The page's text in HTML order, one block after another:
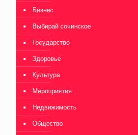
Бизнес
Выбирай сочинское
Государство
Здоровье
Культура
Мероприятия
Недвижимость
Общество